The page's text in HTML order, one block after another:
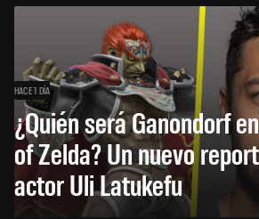
HACE 1 DÍA
¿Quién será Ganondorf
of Zelda? Un nuevo
actor Uli Latukefu